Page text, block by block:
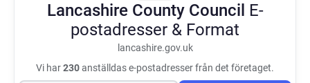
Lancashire County Council E-
postadresser & Format
lancashire.gov.uk
Vi har230anställdas e-postadresser från det företaget.